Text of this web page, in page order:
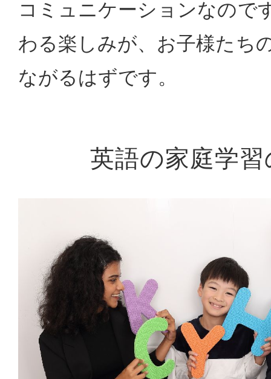
コミュニケーションなので
わる楽しみが、お子様たち
ながるはずです。
英語の家庭学